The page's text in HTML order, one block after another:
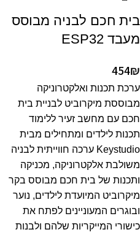
בית חכם לבניה מבוסס
מעבד ESP32
454₪
ערכת תכנות ואלקטרוניקה
מבוססת מיקרוביט לבניית בית
חכם עם מחשב זעיר ללימוד
תכנות לילדים ומתחילים מבית
Keystudio ערכה חווייתית לבניה
משולבת אלקטרוניקה, מכניקה
ותכנות של בית חכם מבוסס בקר
מיקרוביט המיועדת לילדים, נוער
ובוגרים המעוניינים לפתח את
כישורי המייקריות שלהם ולבנות